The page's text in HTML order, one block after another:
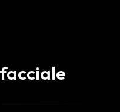
Português